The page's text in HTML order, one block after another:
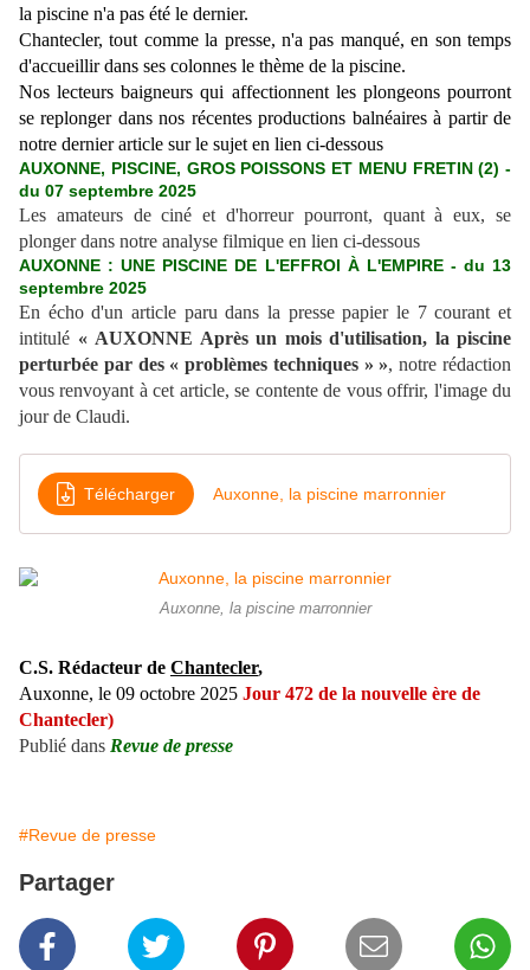
la piscine n'a pas été le dernier.
Chantecler, tout comme la presse, n'a pas manqué, en son temps
d'accueillir dans ses colonnes le thème de la piscine.
Nos lecteurs baigneurs qui affectionnent les plongeons pourront
se replonger dans nos récentes productions balnéaires à partir de
notre dernier article sur le sujet en lien ci-dessous
AUXONNE, PISCINE, GROS POISSONS ET MENU FRETIN (2) -
du 07 septembre 2025
Les amateurs de ciné et d'horreur pourront, quant à eux, se
plonger dans notre analyse filmique en lien ci-dessous
AUXONNE : UNE PISCINE DE L'EFFROI À L'EMPIRE - du 13
septembre 2025
En écho d'un article paru dans la presse papier le 7 courant et
intitulé « AUXONNE Après un mois d'utilisation, la piscine
perturbée par des « problèmes techniques » », notre rédaction
vous renvoyant à cet article, se contente de vous offrir, l'image du
jour de Claudi.
Télécharger Auxonne, la piscine marronnier
Auxonne, la piscine marronnier
C.S. Rédacteur de Chantecler,
Auxonne, le 09 octobre 2025 Jour 472 de la nouvelle ère de
Chantecler)
Publié dans Revue de presse
#Revue de presse
Partager